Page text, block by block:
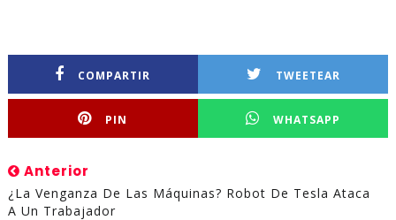
COMPARTIR TWEETEAR
PIN WHATSAPP
Anterior
¿La Venganza De Las Máquinas? Robot De Tesla Ataca
A Un Trabajador